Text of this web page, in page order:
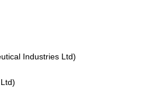
Industries Ltd)